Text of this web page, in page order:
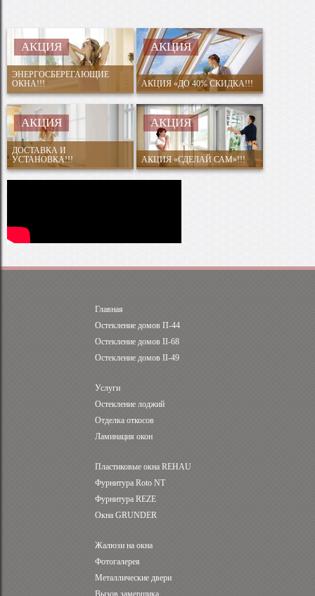
АКЦИЯ
ЭНЕРГОСБЕРЕГАЮЩИЕ
ОКНА!!!
АКЦИЯ
АКЦИЯ «ДО 40% СКИДКА!!!
АКЦИЯ
ДОСТАВКА И
УСТАНОВКА!!!
АКЦИЯ
АКЦИЯ «СДЕЛАЙ САМ»!!!
Главная
Остекление домов П-44
Остекление домов II-68
Остекление домов II-49
Услуги
Остекление лоджий
Отделка откосов
Ламинация окон
Пластиковые окна REHAU
Фурнитура Roto NT
Фурнитура REZE
Окна GRUNDER
Жалюзи на окна
Фотогалерея
Металлические двери
Вызов замерщика